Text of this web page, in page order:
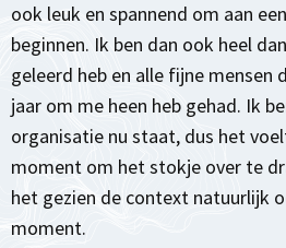
ook leuk en spannend om aan
beginnen. Ik ben dan ook heel
geleerd heb en alle fijne mensen
jaar om me heen heb gehad. Ik
organisatie nu staat, dus het
moment om het stokje over te
het gezien de context natuurlijk
moment.